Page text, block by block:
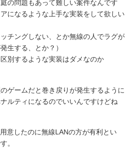
の問題もあって難しい案件なんです
になるような上手な実装をして欲しい
チングしない、とか無線の人でラグが
生する、とか？）
別するような実装はダメなのか
ゲームだと巻き戻りが発生するように
ルティになるのでいいんですけどね
意したのに無線LANの方が有利とい
。